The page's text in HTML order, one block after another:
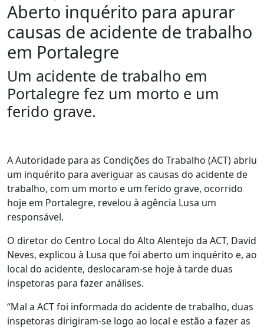
Aberto inquérito para apurar
causas de acidente de trabalho
em Portalegre
Um acidente de trabalho em
Portalegre fez um morto e um
ferido grave.
A Autoridade para as Condições do Trabalho (ACT) abriu
um inquérito para averiguar as causas do acidente de
trabalho, com um morto e um ferido grave, ocorrido
hoje em Portalegre, revelou à agência Lusa um
responsável.
O diretor do Centro Local do Alto Alentejo da ACT, David
Neves, explicou à Lusa que foi aberto um inquérito e, ao
local do acidente, deslocaram-se hoje à tarde duas
inspetoras para fazer análises.
“Mal a ACT foi informada do acidente de trabalho, duas
inspetoras dirigiram-se logo ao local e estão a fazer as